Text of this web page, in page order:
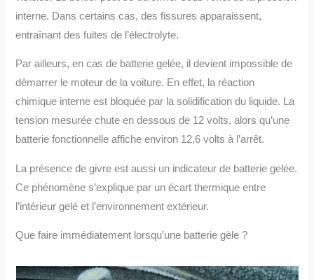
interne. Dans certains cas, des fissures apparaissent,
entraînant des fuites de l’électrolyte.
Par ailleurs, en cas de batterie gelée, il devient impossible de
démarrer le moteur de la voiture. En effet, la réaction
chimique interne est bloquée par la solidification du liquide. La
tension mesurée chute en dessous de 12 volts, alors qu’une
batterie fonctionnelle affiche environ 12,6 volts à l’arrêt.
La présence de givre est aussi un indicateur de batterie gelée.
Ce phénomène s’explique par un écart thermique entre
l’intérieur gelé et l’environnement extérieur.
Que faire immédiatement lorsqu’une batterie gèle ?